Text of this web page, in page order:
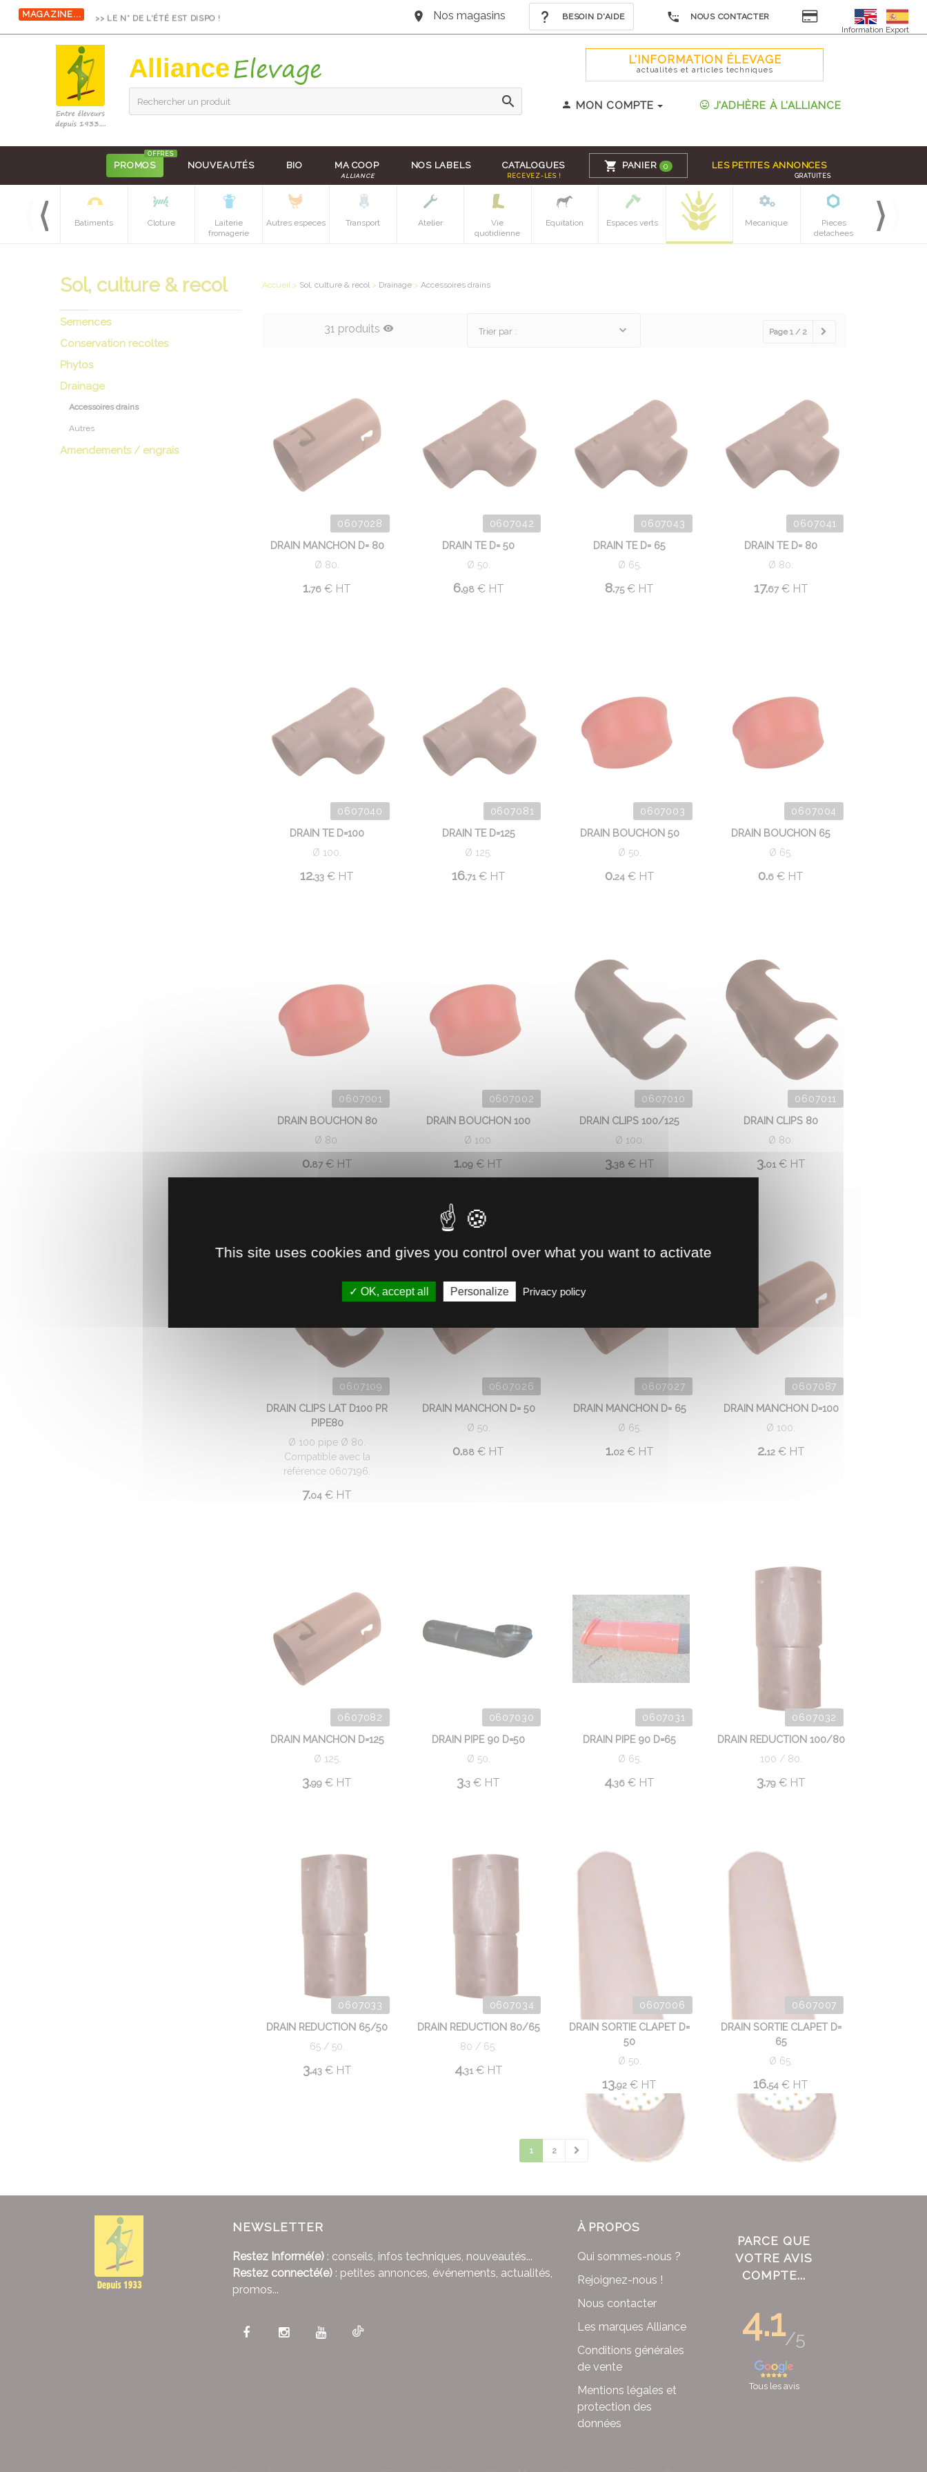
MAGAZINE... >> LE N° DE L'ÉTÉ EST DISPO ! Nos magasins BESOIN D'AIDE
NOUS CONTACTER
Information Export
Alliance
Rechercher un produit
L'INFORMATION ÉLEVAGE
actualités et articles techniques
MON COMPTE J'ADHÈRE À L'ALLIANCE
PROMOS
OFFRES
NOUVEAUTÉS BIO MA COOP
ALLIANCE
NOS LABELS CATALOGUES
RECEVEZ-LES !
PANIER 0 LES PETITES ANNONCES
GRATUITES
Equipements
Batiments Cloture
Laiterie
fromagerie
Autres especes Transport Atelier
Vie
quotidienne
Equitation Espaces verts Mecanique
Pieces
detachees
Accueil > Sol, culture & recol > Drainage > Accessoires drains
31 produits Trier par : Page 1 / 2
0607028
DRAIN MANCHON D= 80
Ø 80.
1.76 € HT
0607042
DRAIN TE D= 50
Ø 50.
6.98 €HT
0607043
DRAIN TE D= 65
Ø 65.
8.75 € HT
0607041
DRAIN TE D= 80
Ø 80.
17.67 €HT
0607040
DRAIN TE D=100
Ø 100.
12.33 € HT
0607081
DRAIN TE D=125
Ø 125.
16.71 €HT
0607003
DRAIN BOUCHON 50
Ø 50.
0.24 €HT
0607004
DRAIN BOUCHON 65
Ø 65.
0.6 € HT
0607001
DRAIN BOUCHON 80
Ø 80.
0.87 €HT
0607002
DRAIN BOUCHON 100
Ø 100.
1.09 € HT
0607010
DRAIN CLIPS 100/125
Ø 100.
3.38 €HT
0607011
DRAIN CLIPS 80
Ø 80.
3.01 €HT
0607109
DRAIN CLIPS LAT D100 PR
PIPE80
Ø 100 pipe Ø 80.
Compatible avec la
référence 0607196.
7.04 € HT
0607026
DRAIN MANCHON D= 50
Ø 50.
0.88 € HT
0607027
DRAIN MANCHON D= 65
Ø 65.
1.02 €HT
0607087
DRAIN MANCHON D=100
Ø 100.
2.12 €HT
0607082
DRAIN MANCHON D=125
Ø 125.
3.99 € HT
0607030
DRAIN PIPE 90 D=50
Ø 50.
3.3 € HT
0607031
DRAIN PIPE 90 D=65
Ø 65.
4.36 € HT
0607032
DRAIN REDUCTION 100/80
100 / 80.
3.79 €HT
0607033
DRAIN REDUCTION 65/50
65 / 50.
3.43 €HT
0607034
DRAIN REDUCTION 80/65
80 / 65.
4.31 €HT
0607006
DRAIN SORTIE CLAPET D=
50
Ø 50.
13.92 € HT
0607007
DRAIN SORTIE CLAPET D=
65
Ø 65.
16.54 € HT
1 2
Sol, culture & recol
Semences
Conservation recoltes
Phytos
Drainage
Accessoires drains
Autres
Amendements / engrais
À PROPOS
Qui sommes-nous ?
Rejoignez-nous !
Nous contacter
Les marques Alliance
Conditions générales
de vente
Mentions légales et
protection des
données
PARCE QUE
VOTRE AVIS
COMPTE...
4.1/5
Tous les avis
NEWSLETTER
Restez Informé(e) : conseils, infos techniques, nouveautés...
Restez connecté(e) : petites annonces, événements, actualités,
promos...
This site uses cookies and gives you control over what you want to activate
OK, accept all Personalize Privacy policy